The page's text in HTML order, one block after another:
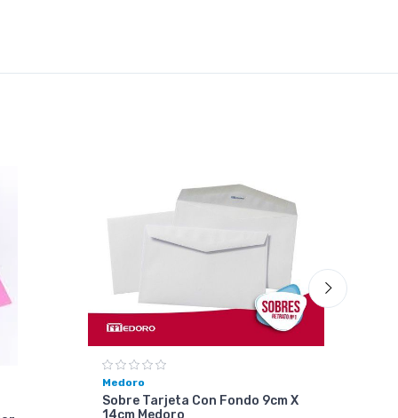
Medoro
Sobre Tarjeta Con Fondo 9cm X
14cm Medoro